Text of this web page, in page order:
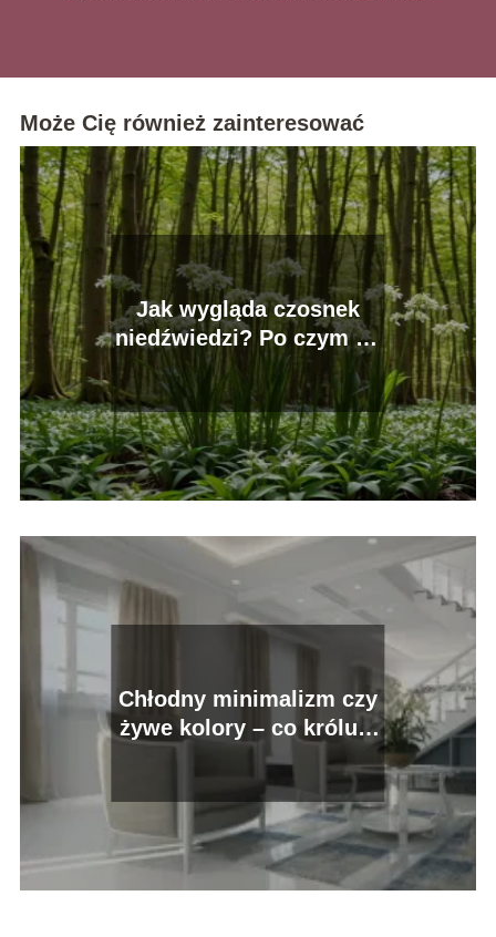
Może Cię również zainteresować
Jak wygląda czosnek
niedźwiedzi? Po czym go
rozpoznać?
Chłodny minimalizm czy
żywe kolory – co króluje
w naszych domach?